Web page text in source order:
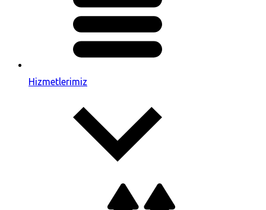
Hizmetlerimiz